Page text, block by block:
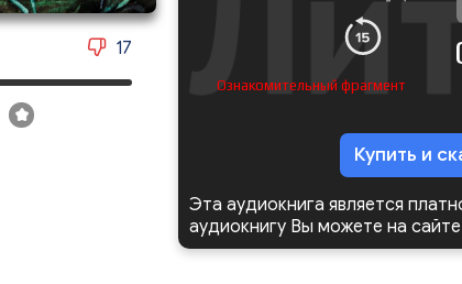
17
Ознакомительный фрагмент
Купить и
Эта аудиокнига является
аудиокнигу Вы можете на